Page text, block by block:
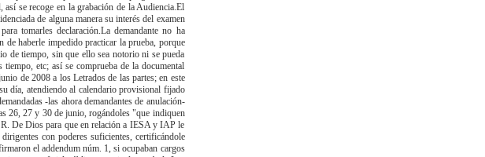
se recoge en la grabación de la Audiencia.El
de alguna manera su interés del examen
tomarles declaración.La demandante no ha
de haberle impedido practicar la prueba, porque
de tiempo, sin que ello sea notorio ni se pueda
etc; así se comprueba de la documental
de 2008 a los Letrados de las partes; en este
día, atendiendo al calendario provisional fijado
-las ahora demandantes de anulación-
26, 27 y 30 de junio, rogándoles "que indiquen
De Dios para que en relación a IESA y IAP le
con poderes suficientes, certificándole
el addendum núm. 1, si ocupaban cargos